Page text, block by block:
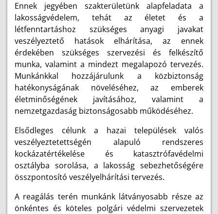
Ennek jegyében szakterületünk alapfeladata a
lakosságvédelem, tehát az életet és a
létfenntartáshoz szükséges anyagi javakat
veszélyeztető hatások elhárítása, az ennek
érdekében szükséges szervezési és felkészítő
munka, valamint a mindezt megalapozó tervezés.
Munkánkkal hozzájárulunk a közbiztonság
hatékonyságának növeléséhez, az emberek
életminőségének javításához, valamint a
nemzetgazdaság biztonságosabb működéséhez.
Elsődleges célunk a hazai települések valós
veszélyeztetettségén alapuló rendszeres
kockázatértékelése és katasztrófavédelmi
osztályba sorolása, a lakosság sebezhetőségére
összpontosító veszélyelhárítási tervezés.
A reagálás terén munkánk látványosabb része az
önkéntes és köteles polgári védelmi szervezetek